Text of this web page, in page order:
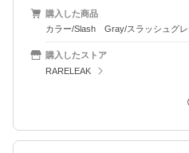
購入した商品
カラー/Slash Gray/スラッシュグ
購入したストア
RARELEAK